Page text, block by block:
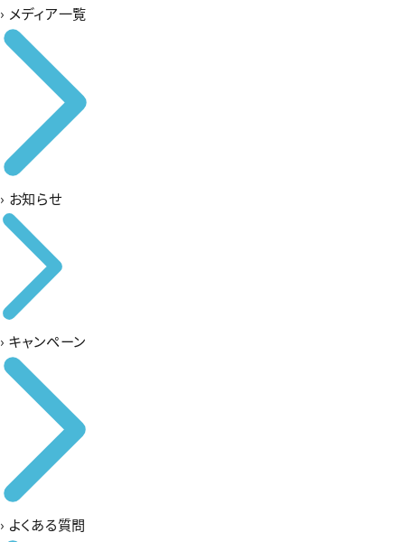
› メディア一覧
› お知らせ
› キャンペーン
› よくある質問